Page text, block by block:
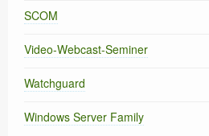
SCOM
Video-Webcast-Seminer
Watchguard
Windows Server Family